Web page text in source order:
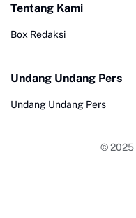
Tentang Kami
Box Redaksi
Undang Undang Pers
Undang Undang Pers
© 2025